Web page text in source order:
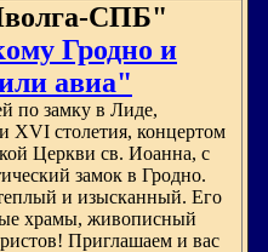
СПБ"
Гродно и
авиа"
по замку в Лиде,
ХVI столетия, концертом
Церкви св. Иоанна, с
замок в Гродно.
и изысканный. Его
храмы, живописный
Приглашаем и вас